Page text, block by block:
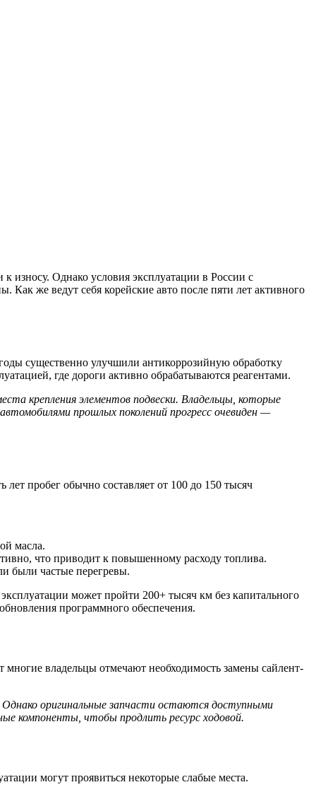
износу. Однако условия эксплуатации в России с
же ведут себя корейские авто после пяти лет активного
существенно улучшили антикоррозийную обработку
где дороги активно обрабатываются реагентами.
крепления элементов подвески. Владельцы, которые
прошлых поколений прогресс очевиден —
пробег обычно составляет от 100 до 150 тысяч
масла.
что приводит к повышенному расходу топлива.
были частые перегревы.
может пройти 200+ тысяч км без капитального
программного обеспечения.
владельцы отмечают необходимость замены сайлент-
Однако оригинальные запчасти остаются доступными
компоненты, чтобы продлить ресурс ходовой.
могут проявиться некоторые слабые места.